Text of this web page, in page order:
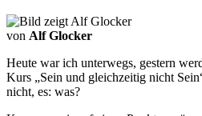
von Alf Glocker
Heute war ich unterwegs, gestern
Kurs „Sein und gleichzeitig nicht
nicht, es: was?